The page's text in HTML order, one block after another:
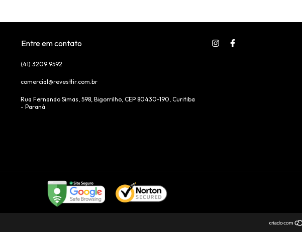
Entre em contato
(41) 3209 9592
comercial@revesttir.com.br
Rua Fernando Simas, 598, Bigorrilho, CEP 80430-190, Curitiba
- Paraná